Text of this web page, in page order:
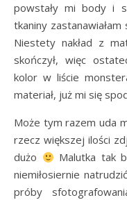
powstały mi body i
tkaniny
Niestety nakład z
skończył, więc
kolor w liście
materiał, już mi się
Może tym razem uda
rzecz większej ilości
dużo
Malutka tak
niemiłosiernie
próby